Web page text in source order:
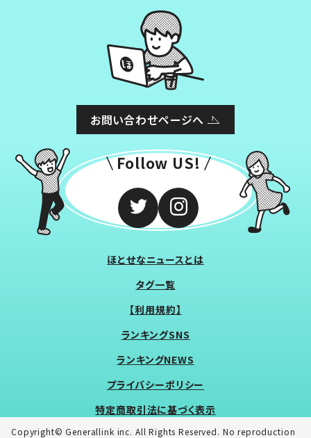
お問い合わせページへ
Follow US!
ほとせなニュースとは
タグ一覧
【利用規約】
ランキングSNS
ランキングNEWS
プライバシーポリシー
特定商取引法に基づく表示
Copyright© Generallink inc. All Rights Reserved. No reproduction